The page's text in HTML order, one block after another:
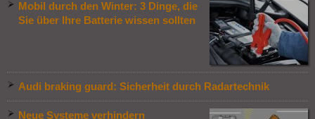
Mobil durch den Winter: 3 Dinge, die
Sie über Ihre Batterie wissen sollten
Audi braking guard: Sicherheit durch Radartechnik
Neue Systeme verhindern